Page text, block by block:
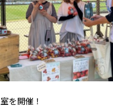
を開催！